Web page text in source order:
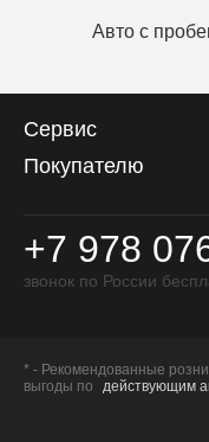
Авто с
Сервис
Покупателю
+7 978
звонок по России
* - Рекомендованные
выгоды по
действующим